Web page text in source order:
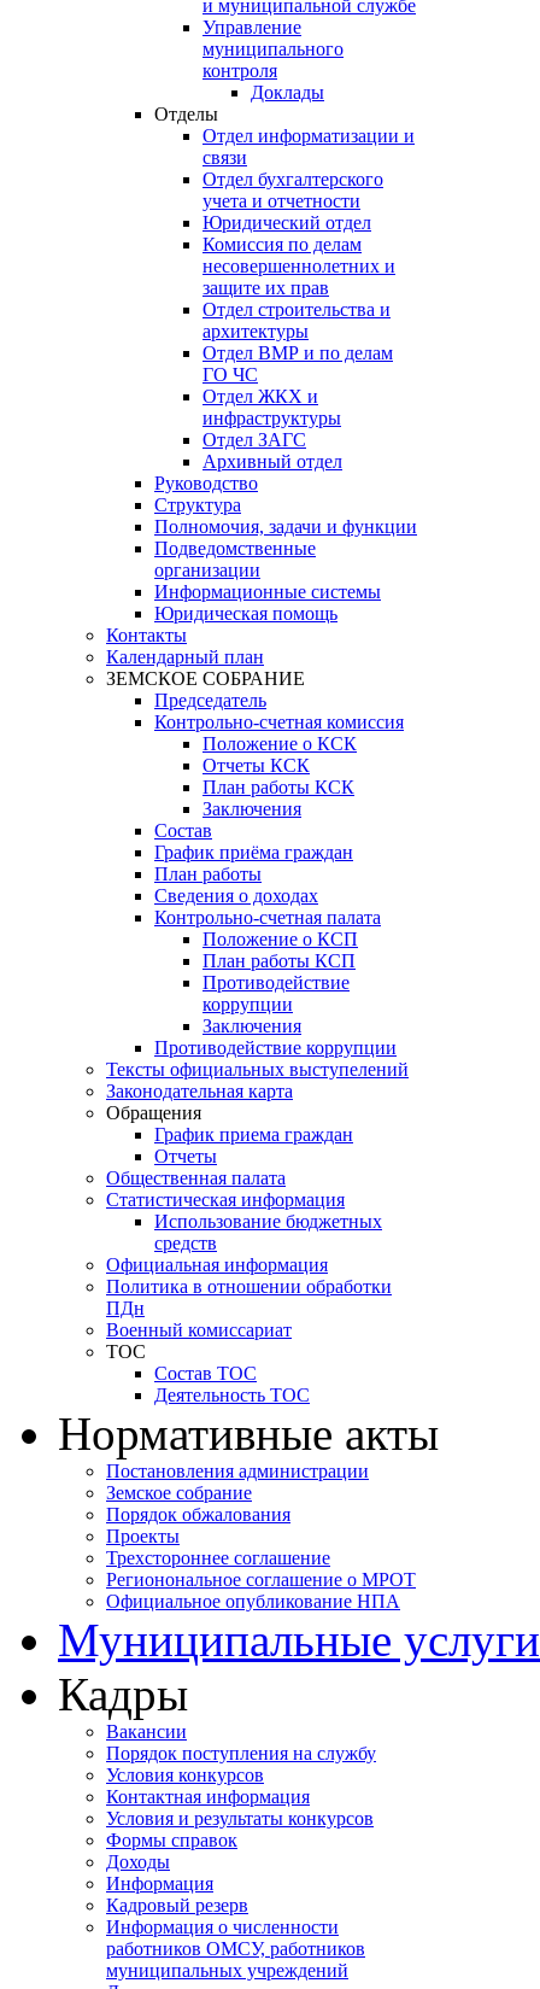
и муниципальной службе
Управление
муниципального
контроля
Доклады
Отделы
Отдел информатизации и
связи
Отдел бухгалтерского
учета и отчетности
Юридический отдел
Комиссия по делам
несовершеннолетних и
защите их прав
Отдел строительства и
архитектуры
Отдел ВМР и по делам
ГО ЧС
Отдел ЖКХ и
инфраструктуры
Отдел ЗАГС
Архивный отдел
Руководство
Структура
Полномочия, задачи и функции
Подведомственные
организации
Информационные системы
Юридическая помощь
Контакты
Календарный план
ЗЕМСКОЕ СОБРАНИЕ
Председатель
Контрольно-счетная комиссия
Положение о КСК
Отчеты КСК
План работы КСК
Заключения
Состав
График приёма граждан
План работы
Сведения о доходах
Контрольно-счетная палата
Положение о КСП
План работы КСП
Противодействие
коррупции
Заключения
Противодействие коррупции
Тексты официальных выступелений
Законодательная карта
Обращения
График приема граждан
Отчеты
Общественная палата
Статистическая информация
Использование бюджетных
средств
Официальная информация
Политика в отношении обработки
ПДн
Военный комиссариат
ТОС
Состав ТОС
Деятельность ТОС
Нормативные акты
Постановления администрации
Земское собрание
Порядок обжалования
Проекты
Трехстороннее соглашение
Регионональное соглашение о МРОТ
Официальное опубликование НПА
Муниципальные услуги
Кадры
Вакансии
Порядок поступления на службу
Условия конкурсов
Контактная информация
Условия и результаты конкурсов
Формы справок
Доходы
Информация
Кадровый резерв
Информация о численности
работников ОМСУ, работников
муниципальных учреждений